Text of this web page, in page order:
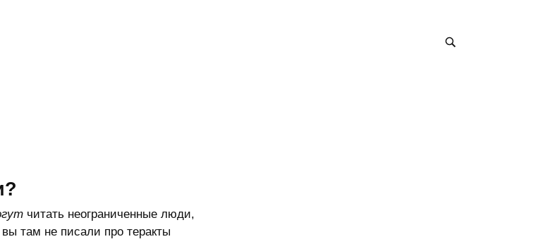
читать неограниченные люди,
там не писали про теракты